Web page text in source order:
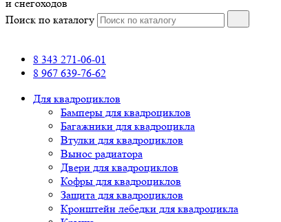
и снегоходов
Поиск по каталогу
8 343 271-06-01
8 967 639-76-62
Для квадроциклов
Бамперы для квадроциклов
Багажники для квадроцикла
Втулки для квадроциклов
Вынос радиатора
Двери для квадроциклов
Кофры для квадроциклов
Защита для квадроциклов
Кронштейн лебедки для квадроцикла